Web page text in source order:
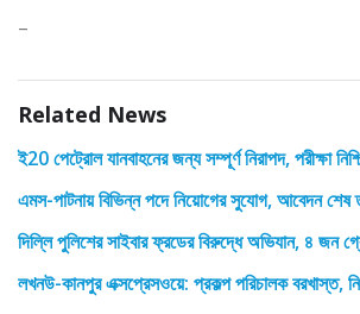
–
Related News
ই20 পেট্রোল যানবাহনের জন্য সম্পূর্ণ নিরাপদ, পরীক্ষা
এমস-পাটনায় বিভিন্ন পদে নিয়োগের সুযোগ, আবেদন
দিল্লি পুলিশের সাইবার ফ্রডের বিরুদ্ধে অভিযান, ৪ জন
লখনউ-কানপুর এক্সপ্রেসওয়ে: প্রকল্প পরিচালক বরখাস্ত,